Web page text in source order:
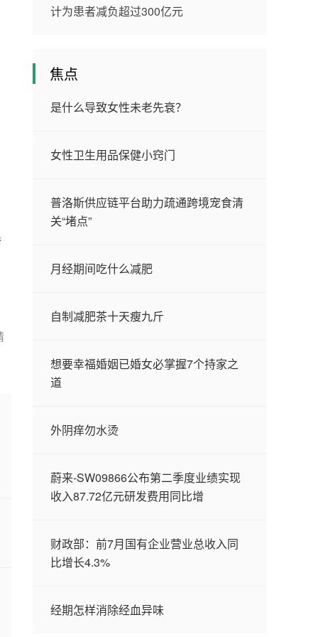
计为患者减负超过300亿元
焦点
是什么导致女性未老先衰？
女性卫生用品保健小窍门
普洛斯供应链平台助力疏通跨境宠食清
关“堵点”
月经期间吃什么减肥
自制减肥茶十天瘦九斤
想要幸福婚姻已婚女必掌握7个持家之
道
外阴痒勿水烫
蔚来-SW09866公布第二季度业绩实现
收入87.72亿元研发费用同比增
财政部：前7月国有企业营业总收入同
比增长4.3%
经期怎样消除经血异味